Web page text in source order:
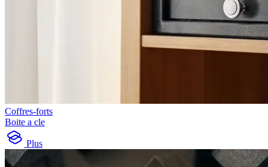
Coffres-forts
Boite a cle
Plus